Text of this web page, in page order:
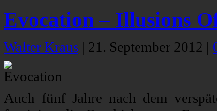
Evocation – Illusions
Walter Kraus | 21. September 2012 |
Auch fünf Jahre nach dem